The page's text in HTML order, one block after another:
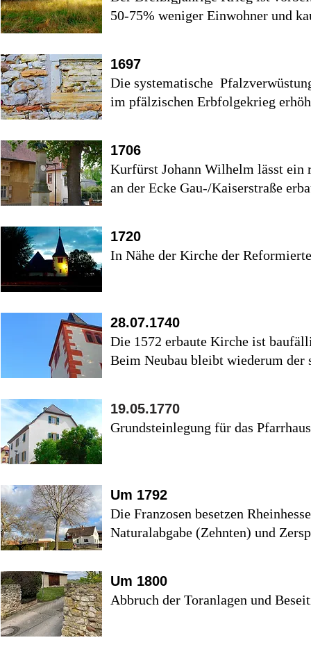
50-75% weniger Einwohner und
1697
Die systematische
im pfälzischen Erbfolgekrieg
1706
Kurfürst Johann Wilhelm lässt ein
an der Ecke Gau-/Kaiserstraße
1720
In Nähe der Kirche der
28.07.1740
Die 1572 erbaute Kirche ist
Beim Neubau bleibt wiederum der
19.05.1770
Grundsteinlegung für das
Um 1792
Die Franzosen besetzen
Naturalabgabe (Zehnten) und
Um 1800
Abbruch der Toranlagen und